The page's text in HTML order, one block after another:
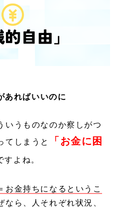
あればいいのに
いうものなのか察しがつ
てしまうと
「お金に困
すよね。
お金持ちになるというこ
なら、人それぞれ状況、